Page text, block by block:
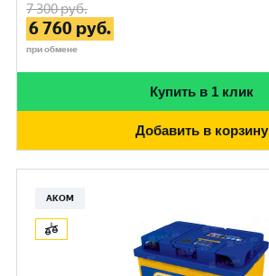
7 300руб.
6 760 руб.
при обмене
Купить в 1 клик
Добавить в корзину
АКОМ